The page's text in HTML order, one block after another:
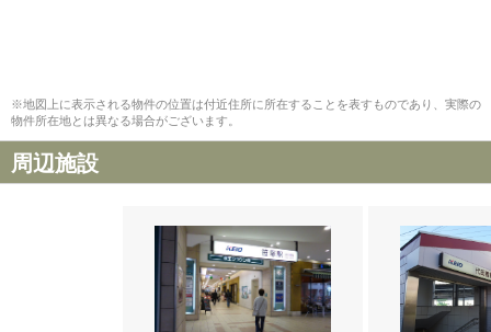
※地図上に表示される物件の位置は付近住所に所在することを表すものであり、実際の
物件所在地とは異なる場合がございます。
周辺施設